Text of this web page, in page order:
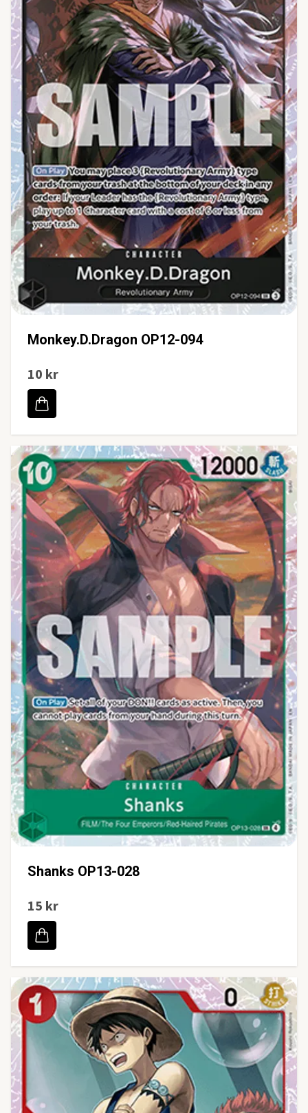
Monkey.D.Dragon OP12-094
10 kr
Shanks OP13-028
15 kr